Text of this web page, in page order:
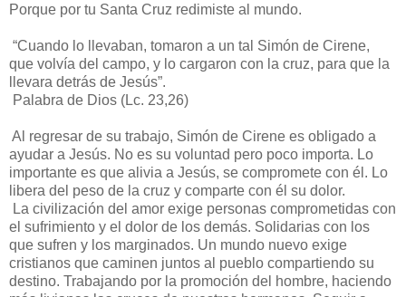
Porque por tu Santa Cruz redimiste al mundo.
“Cuando lo llevaban, tomaron a un tal Simón de Cirene,
que volvía del campo, y lo cargaron con la cruz, para que la
llevara detrás de Jesús”.
Palabra de Dios (Lc. 23,26)
Al regresar de su trabajo, Simón de Cirene es obligado a
ayudar a Jesús. No es su voluntad pero poco importa. Lo
importante es que alivia a Jesús, se compromete con él. Lo
libera del peso de la cruz y comparte con él su dolor.
La civilización del amor exige personas comprometidas con
el sufrimiento y el dolor de los demás. Solidarias con los
que sufren y los marginados. Un mundo nuevo exige
cristianos que caminen juntos al pueblo compartiendo su
destino. Trabajando por la promoción del hombre, haciendo